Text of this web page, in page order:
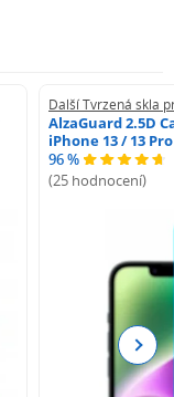
Další Tvrzená skla
AlzaGuard 2.5D
iPhone 13 / 13 Pro
96 %
(25 hodnocení)
Next